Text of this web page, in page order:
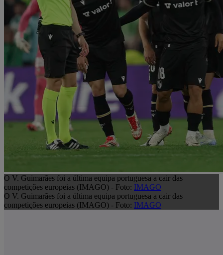
O V. Guimarães foi a última equipa portuguesa a cair das
competições europeias (IMAGO) - Foto: IMAGO
O V. Guimarães foi a última equipa portuguesa a cair das
competições europeias (IMAGO) - Foto: IMAGO